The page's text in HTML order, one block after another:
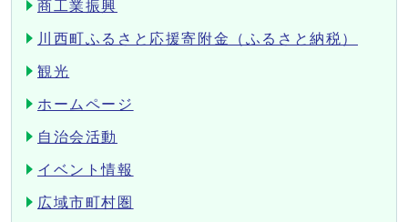
商工業振興
川西町ふるさと応援寄附金（ふるさと納税）
観光
ホームページ
自治会活動
イベント情報
広域市町村圏